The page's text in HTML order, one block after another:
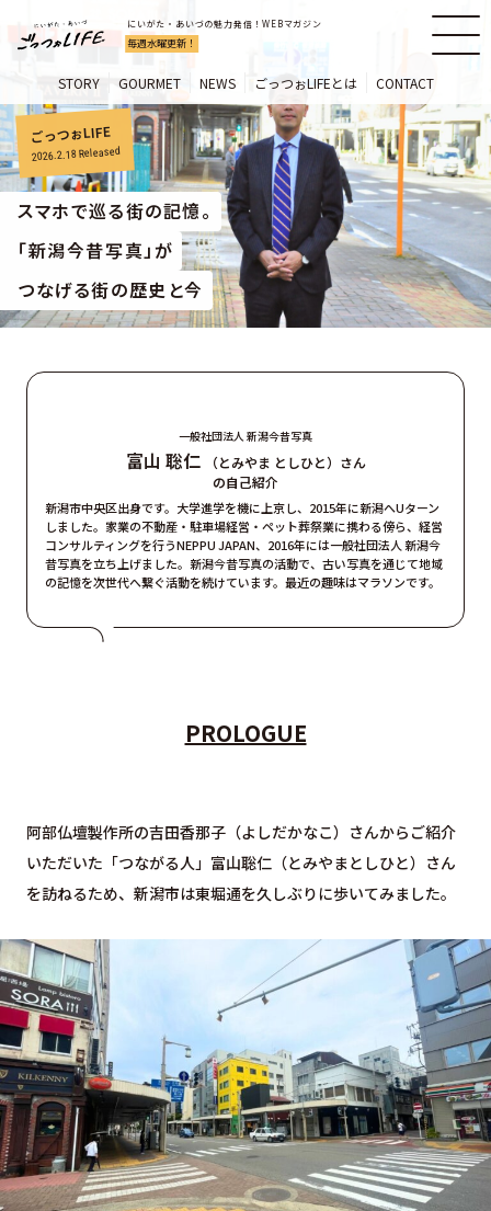
にいがた・あいづの魅力発信！WEBマガジン
毎週水曜更新！
STORY GOURMET NEWS ごっつぉLIFEとは CONTACT
ごっつぉLIFE
2026.2.18Released
スマホで巡る街の記憶。
「新潟今昔写真」が
つなげる街の歴史と今
一般社団法人 新潟今昔写真
富山 聡仁
（とみやま としひと）さん
の自己紹介
新潟市中央区出身です。大学進学を機に上京し、2015年に新潟へUターン
しました。家業の不動産・駐車場経営・ペット葬祭業に携わる傍ら、経営
コンサルティングを行うNEPPU JAPAN、2016年には一般社団法人 新潟今
昔写真を立ち上げました。新潟今昔写真の活動で、古い写真を通じて地域
の記憶を次世代へ繋ぐ活動を続けています。最近の趣味はマラソンです。
PROLOGUE
阿部仏壇製作所の吉田香那子（よしだかなこ）さんからご紹介
いただいた「つながる人」富山聡仁（とみやまとしひと）さん
を訪ねるため、新潟市は東堀通を久しぶりに歩いてみました。